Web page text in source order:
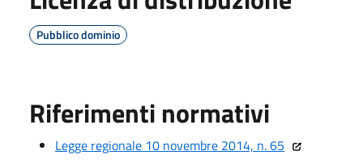
Pubblico dominio
Riferimenti normativi
Legge regionale 10 novembre 2014, n. 65